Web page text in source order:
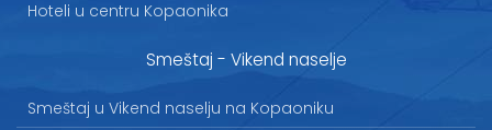
Hoteli u centru Kopaonika
Smeštaj - Vikend naselje
Smeštaj u Vikend naselju na Kopaoniku